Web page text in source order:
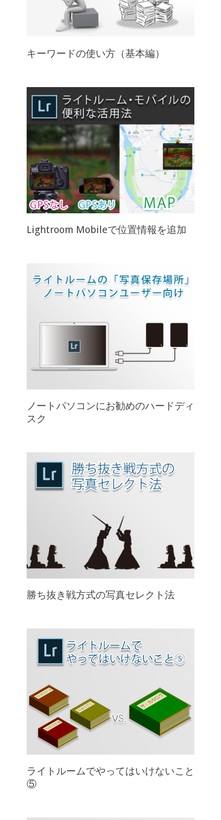
キーワードの使い方（基本編）
Lightroom Mobileで位置情報を追加
ノートパソコンにお勧めのハードディ
スク
勝ち抜き戦方式の写真セレクト法
ライトルームでやってはいけないこと
⑤